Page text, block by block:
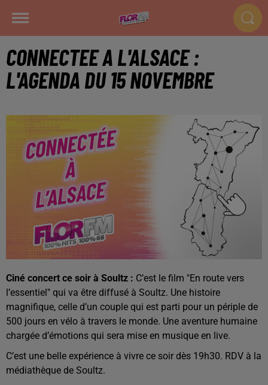
CONNECTEE A L'ALSACE :
L'AGENDA DU 15 NOVEMBRE
Ciné concert ce soir à Soultz : C’est le film "En route vers
l’essentiel" qui va être diffusé à Soultz. Une histoire
magnifique, celle d’un couple qui est parti pour un périple de
500 jours en vélo à travers le monde. Une aventure humaine
chargée d’émotions qui sera mise en musique en live.
C’est une belle expérience à vivre ce soir dès 19h30. RDV à la
médiathèque de Soultz.